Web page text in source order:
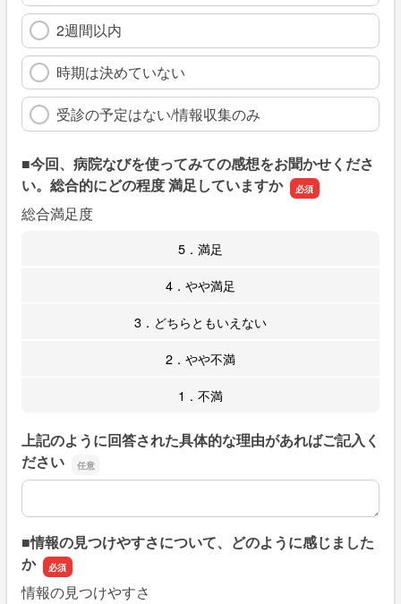
2週間以内
時期は決めていない
受診の予定はない/情報収集のみ
■今回、病院なびを使ってみての感想をお聞かせくださ
い。総合的にどの程度 満足していますか
総合満足度
5．満足
4．やや満足
3．どちらともいえない
2．やや不満
1．不満
上記のように回答された具体的な理由があればご記入く
ださい
上記のように回答された具体的な理由があればご記入くだ
■情報の見つけやすさについて、どのように感じました
か
情報の見つけやすさ